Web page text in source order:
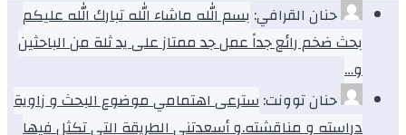
حنان القرافي: بسم الله ماشاء الله تبارك الله عليكم
بحث ضخم رائع جداً عمل جد ممتاز على يد ثلة من الباحثين
و…
حنان توونت:سترعى اهتمامي موضوع البحث و زاوية
دراسته و مناقشته.و أسعدتني الطريقة التي تكثل فيها